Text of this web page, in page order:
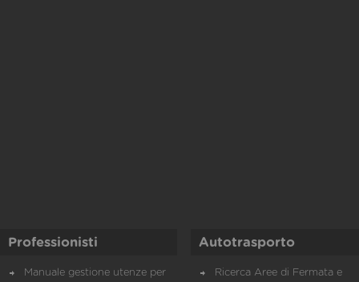
Professionisti
Manuale gestione utenze per
Autotrasporto
Ricerca Aree di Fermata e